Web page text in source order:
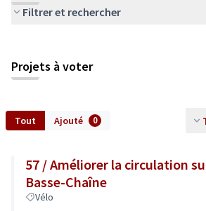
Filtrer et rechercher
Projets à voter
Tout Ajouté 0
57 / Améliorer la circulation
Basse-Chaîne
Vélo